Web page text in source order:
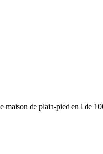
de plain-pied en l de